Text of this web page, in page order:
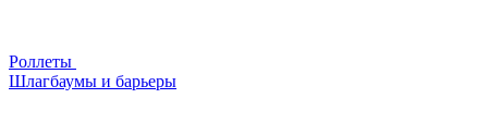
Роллеты
Шлагбаумы и барьеры